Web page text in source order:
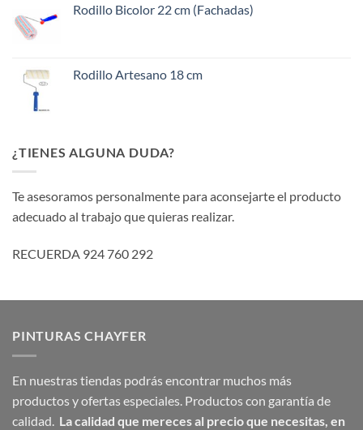
Rodillo Bicolor 22 cm (Fachadas)
Rodillo Artesano 18 cm
¿TIENES ALGUNA DUDA?
Te asesoramos personalmente para aconsejarte el producto
adecuado al trabajo que quieras realizar.
RECUERDA 924 760 292
PINTURAS CHAYFER
En nuestras tiendas podrás encontrar muchos más
productos y ofertas especiales. Productos con garantía de
calidad. La calidad que mereces al precio que necesitas, en